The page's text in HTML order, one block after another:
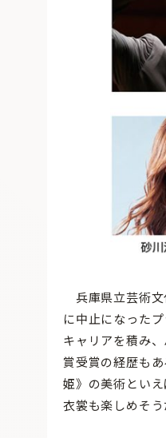
兵庫県立芸術文
に中止になった
キャリアを積み
賞受賞の経歴も
姫》の美術とい
衣裳も楽しめそう